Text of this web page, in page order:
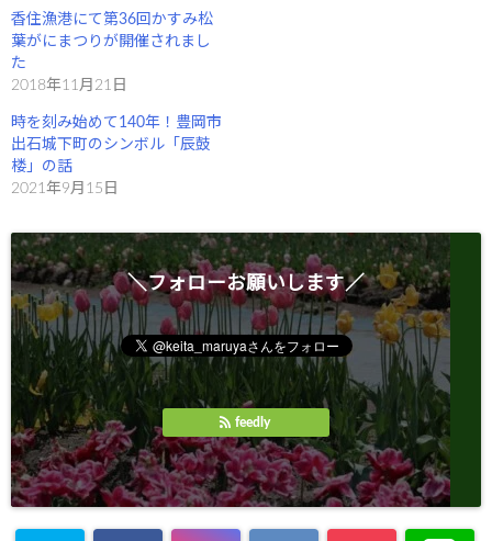
) ィ
ン
ド
で
開
ま
す
)
香住漁港にて第36回かすみ松
葉がにまつりが開催されまし
た
2018年11月21日
時を刻み始めて140年！豊岡市
出石城下町のシンボル「辰鼓
楼」の話
2021年9月15日
＼フォローお願いします／
feedly